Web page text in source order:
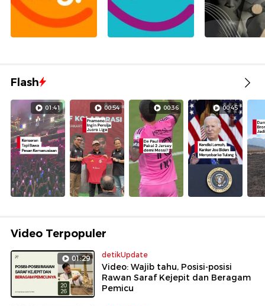
Flash
01:41 00:54 00:36 00:45
Video Terpopuler
01:29 detikUpdate
Video: Wajib tahu, Posisi-posisi
Rawan Saraf Kejepit dan Beragam
Pemicu